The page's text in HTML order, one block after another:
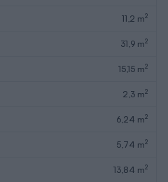
11,2 m2
31,9 m2
15,15 m2
2,3 m2
6,24 m2
5,74 m2
13,84 m2